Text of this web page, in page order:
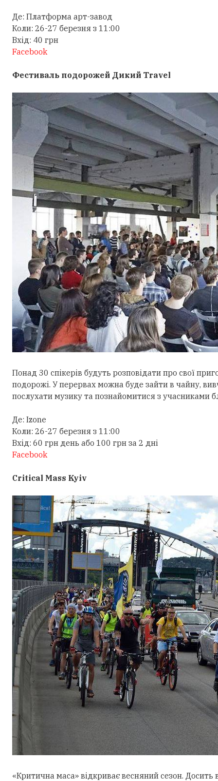
Де: Платформа арт-завод
Коли: 26-27 березня з 11:00
Вхід: 40 грн
Facebook
Фестиваль подорожей Дикий Travel
Понад 30 спікерів будуть розповідати про свої
подорожі. У перервах можна буде зайти в чайну,
послухати музику та познайомитися з учасниками
Де: Izone
Коли: 26-27 березня з 11:00
Вхід: 60 грн день або 100 грн за 2 дні
Facebook
Critical Mass Kyiv
«Критична маса» відкриває весняний сезон.